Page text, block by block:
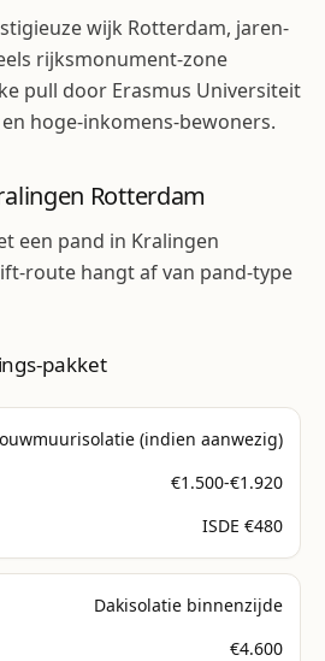
wijk Rotterdam, jaren-
rijksmonument-zone
pull door Erasmus Universiteit
hoge-inkomens-bewoners.
Rotterdam
een pand in Kralingen
route hangt af van pand-type
pakket
(indien aanwezig)
€1.500-€1.920
ISDE €480
Dakisolatie binnenzijde
€4.600